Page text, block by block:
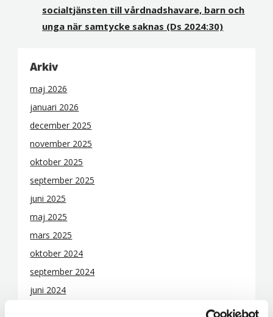
socialtjänsten till vårdnadshavare, barn och
unga när samtycke saknas (Ds 2024:30)
Arkiv
maj 2026
januari 2026
december 2025
november 2025
oktober 2025
september 2025
juni 2025
maj 2025
mars 2025
oktober 2024
september 2024
juni 2024